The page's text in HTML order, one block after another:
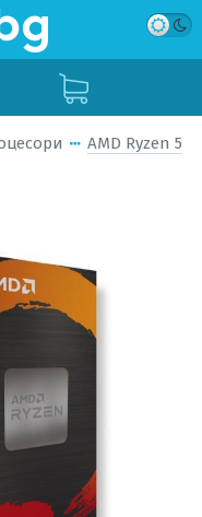
AMD Ryzen 5